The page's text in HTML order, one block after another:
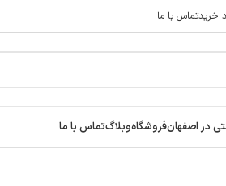
خریدتماس با ما
در اصفهانفروشگاهوبلاگتماس با ما
حتما با پشتیبانی فروشگاه تماس